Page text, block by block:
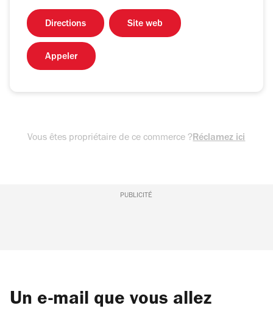
Directions Site web
Appeler
Vous êtes propriétaire de ce commerce ?Réclamez ici
PUBLICITÉ
Un e-mail que vous allez